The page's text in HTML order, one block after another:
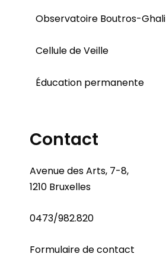
Observatoire Boutros-Ghali
Cellule de Veille
Éducation permanente
Contact
Avenue des Arts, 7-8,
1210 Bruxelles
0473/982.820
Formulaire de contact